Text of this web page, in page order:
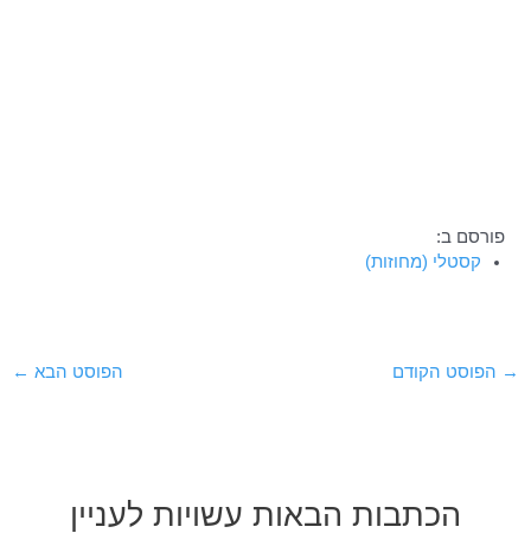
פורסם ב:
קסטלי (מחוזות)
Post
→ הפוסט הקודם הפוסט הבא ←
הכתבות הבאות עשויות לעניין